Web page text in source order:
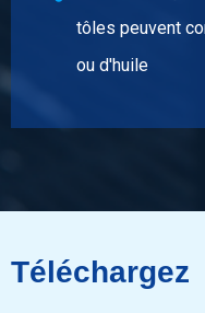
tôles peuvent
ou d'huile
Téléchargez